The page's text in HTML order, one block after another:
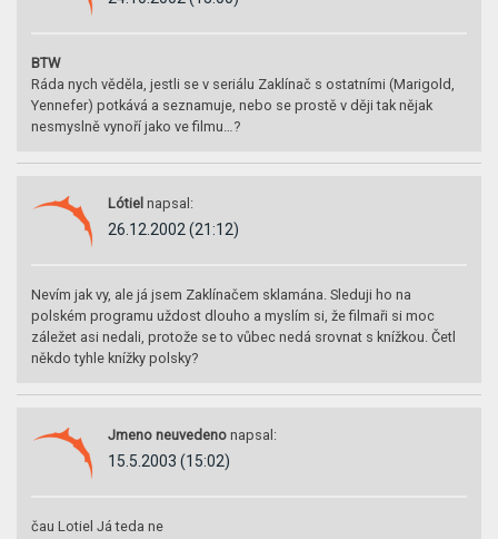
BTW
Ráda nych věděla, jestli se v seriálu Zaklínač s ostatními (Marigold,
Yennefer) potkává a seznamuje, nebo se prostě v ději tak nějak
nesmyslně vynoří jako ve filmu…?
Lótiel napsal:
26.12.2002 (21:12)
Nevím jak vy, ale já jsem Zaklínačem sklamána. Sleduji ho na
polském programu uždost dlouho a myslím si, že filmaři si moc
záležet asi nedali, protože se to vůbec nedá srovnat s knížkou. Četl
někdo tyhle knížky polsky?
Jmeno neuvedeno napsal:
15.5.2003 (15:02)
čau Lotiel Já teda ne